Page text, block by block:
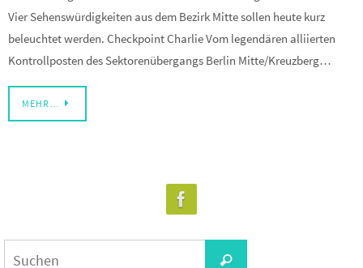
Vier Sehenswürdigkeiten aus dem Bezirk Mitte sollen heute kurz
beleuchtet werden. Checkpoint Charlie Vom legendären alliierten
Kontrollposten des Sektorenübergangs Berlin Mitte/Kreuzberg…
MEHR…
Suchen